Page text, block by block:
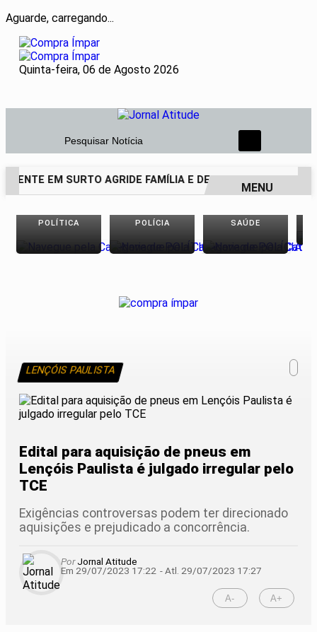
Aguarde, carregando...
Quinta-feira, 06 de Agosto 2026
Pesquisar Notícia
EM SURTO AGRIDE FAMÍLIA E DEIXA PAI DE 69 ANOS
EM ALTA
MENU
POLÍTICA POLÍCIA SAÚDE
LENÇÓIS PAULISTA
Edital para aquisição de pneus em
Lençóis Paulista é julgado irregular pelo
TCE
Exigências controversas podem ter direcionado
aquisições e prejudicado a concorrência.
PorJornal Atitude
Em 29/07/2023 17:22 - Atl. 29/07/2023 17:27
A- A+